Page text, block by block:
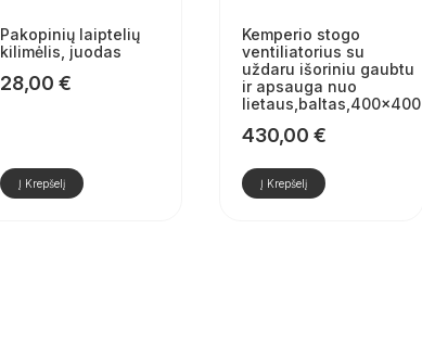
Pakopinių laiptelių
kilimėlis, juodas
28,00 €
Į Krepšelį
Kemperio stogo
ventiliatorius su
uždaru išoriniu gaubtu
ir apsauga nuo
lietaus,baltas,400×400
430,00 €
Į Krepšelį